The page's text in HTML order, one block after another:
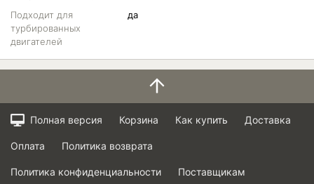
Подходит для
турбированных
двигателей
да
Полная версия Корзина Как купить Доставка
Оплата Политика возврата
Политика конфиденциальности Поставщикам